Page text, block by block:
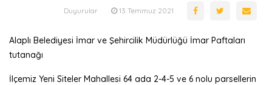
Duyurular 13 Temmuz 2021
Alaplı Belediyesi İmar ve Şehircilik Müdürlüğü İmar Paftaları
tutanağı
İlçemiz Yeni Siteler Mahallesi 64 ada 2-4-5 ve 6 nolu parsellerin